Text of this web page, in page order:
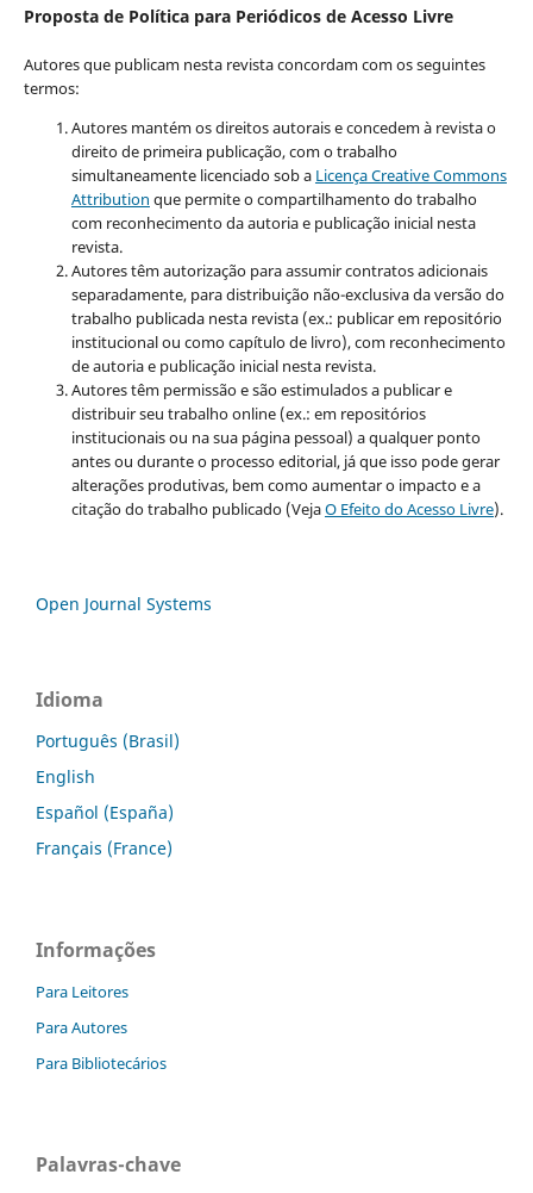
Proposta de Política para Periódicos de Acesso Livre
Autores que publicam nesta revista concordam com os seguintes
termos:
Autores mantém os direitos autorais e concedem à revista o
direito de primeira publicação, com o trabalho
simultaneamente licenciado sob a Licença Creative Commons
Attribution que permite o compartilhamento do trabalho
com reconhecimento da autoria e publicação inicial nesta
revista.
Autores têm autorização para assumir contratos adicionais
separadamente, para distribuição não-exclusiva da versão do
trabalho publicada nesta revista (ex.: publicar em repositório
institucional ou como capítulo de livro), com reconhecimento
de autoria e publicação inicial nesta revista.
Autores têm permissão e são estimulados a publicar e
distribuir seu trabalho online (ex.: em repositórios
institucionais ou na sua página pessoal) a qualquer ponto
antes ou durante o processo editorial, já que isso pode gerar
alterações produtivas, bem como aumentar o impacto e a
citação do trabalho publicado (VejaO Efeito do Acesso Livre).
Open Journal Systems
Idioma
Português (Brasil)
English
Español (España)
Français (France)
Informações
Para Leitores
Para Autores
Para Bibliotecários
Palavras-chave